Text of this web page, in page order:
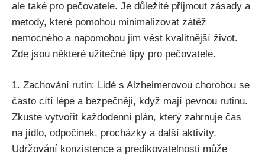
ale také pro pečovatele. Je důležité přijmout zásady a
metody, které pomohou minimalizovat zátěž
nemocného a napomohou jim vést kvalitnější život.
Zde jsou některé užitečné tipy pro pečovatele.
1. Zachování rutin: Lidé s Alzheimerovou chorobou se
často cítí lépe a bezpečněji, když mají pevnou rutinu.
Zkuste vytvořit každodenní plán, který zahrnuje čas
na jídlo, odpočinek, procházky a další aktivity.
Udržování konzistence a predikovatelnosti může